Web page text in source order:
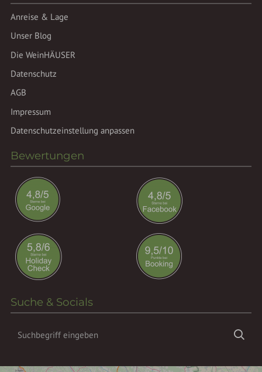
Anreise & Lage
Unser Blog
Die WeinHÄUSER
Datenschutz
AGB
Impressum
Datenschutzeinstellung anpassen
Bewertungen
Suche & Socials
Suchbegriff